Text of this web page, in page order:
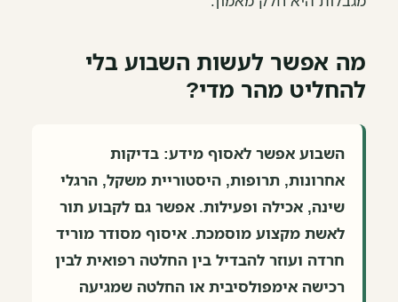
מה אפשר לעשות השבוע בלי
להחליט מהר מדי?
השבוע אפשר לאסוף מידע: בדיקות
אחרונות, תרופות, היסטוריית משקל, הרגלי
שינה, אכילה ופעילות. אפשר גם לקבוע תור
לאשת מקצוע מוסמכת. איסוף מסודר מוריד
חרדה ועוזר להבדיל בין החלטה רפואית לבין
רכישה אימפולסיבית או החלטה שמגיעה